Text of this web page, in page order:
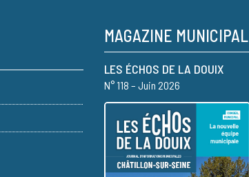
MAGAZINE MUNICIPAL
LES ÉCHOS DE LA DOUIX
N° 118 – Juin 2026